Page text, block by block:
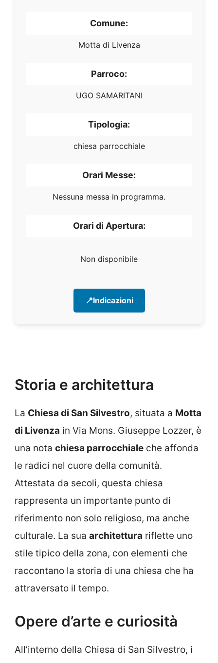
Comune:
Motta di Livenza
Parroco:
UGO SAMARITANI
Tipologia:
chiesa parrocchiale
Orari Messe:
Nessuna messa in programma.
Orari di Apertura:
Non disponibile
📍Indicazioni
Storia e architettura
La Chiesa di San Silvestro, situata a Motta
di Livenza in Via Mons. Giuseppe Lozzer, è
una nota chiesa parrocchiale che affonda
le radici nel cuore della comunità.
Attestata da secoli, questa chiesa
rappresenta un importante punto di
riferimento non solo religioso, ma anche
culturale. La sua architettura riflette uno
stile tipico della zona, con elementi che
raccontano la storia di una chiesa che ha
attraversato il tempo.
Opere d’arte e curiosità
All’interno della Chiesa di San Silvestro, i